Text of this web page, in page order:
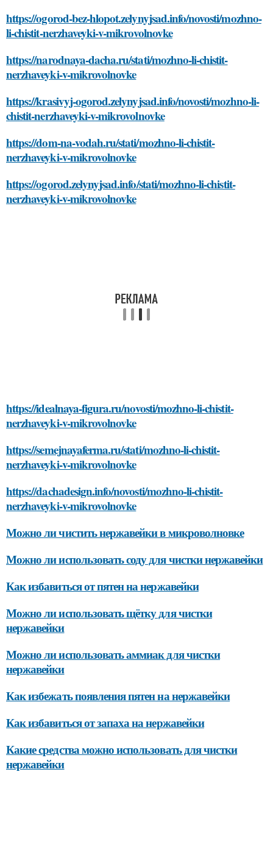
https://ogorod-bez-hlopot.zelynyjsad.info/novosti/mozhno-
li-chistit-nerzhaveyki-v-mikrovolnovke
https://narodnaya-dacha.ru/stati/mozhno-li-chistit-
nerzhaveyki-v-mikrovolnovke
https://krasivyj-ogorod.zelynyjsad.info/novosti/mozhno-li-
chistit-nerzhaveyki-v-mikrovolnovke
https://dom-na-vodah.ru/stati/mozhno-li-chistit-
nerzhaveyki-v-mikrovolnovke
https://ogorod.zelynyjsad.info/stati/mozhno-li-chistit-
nerzhaveyki-v-mikrovolnovke
https://idealnaya-figura.ru/novosti/mozhno-li-chistit-
nerzhaveyki-v-mikrovolnovke
https://semejnayaferma.ru/stati/mozhno-li-chistit-
nerzhaveyki-v-mikrovolnovke
https://dachadesign.info/novosti/mozhno-li-chistit-
nerzhaveyki-v-mikrovolnovke
Можно ли чистить нержавейки в микроволновке
Можно ли использовать соду для чистки нержавейки
Как избавиться от пятен на нержавейки
Можно ли использовать щётку для чистки
нержавейки
Можно ли использовать аммиак для чистки
нержавейки
Как избежать появления пятен на нержавейки
Как избавиться от запаха на нержавейки
Какие средства можно использовать для чистки
нержавейки